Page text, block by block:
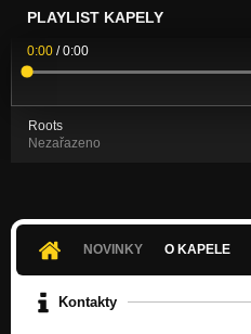
PLAYLIST KAPELY
0:00 /0:00
Roots
Nezařazeno
NOVINKY O KAPELE
Kontakty